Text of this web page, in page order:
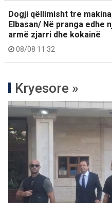
Dogji qëllimisht tre
Elbasan/ Në pranga edhe
armë zjarri dhe kokainë
08/08 11:32
Kryesore »